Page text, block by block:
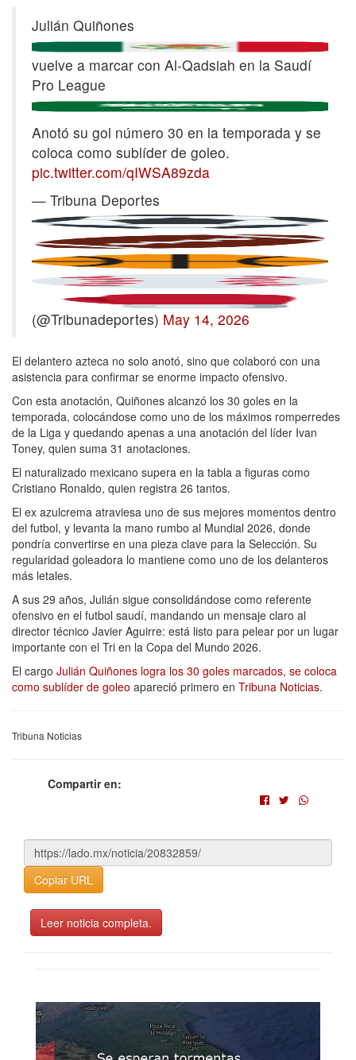
Julián Quiñones
vuelve a marcar con Al-Qadsiah en la Saudí
Pro League
Anotó su gol número 30 en la temporada y se
coloca como sublíder de goleo.
pic.twitter.com/qIWSA89zda
— Tribuna Deportes
(@Tribunadeportes) May 14, 2026
El delantero azteca no solo anotó, sino que colaboró con una
asistencia para confirmar se enorme impacto ofensivo.
Con esta anotación, Quiñones alcanzó los 30 goles en la
temporada, colocándose como uno de los máximos romperredes
de la Liga y quedando apenas a una anotación del líder Ivan
Toney, quien suma 31 anotaciones.
El naturalizado mexicano supera en la tabla a figuras como
Cristiano Ronaldo, quien registra 26 tantos.
El ex azulcrema atraviesa uno de sus mejores momentos dentro
del futbol, y levanta la mano rumbo al Mundial 2026, donde
pondría convertirse en una pieza clave para la Selección. Su
regularidad goleadora lo mantiene como uno de los delanteros
más letales.
A sus 29 años, Julián sigue consolidándose como referente
ofensivo en el futbol saudí, mandando un mensaje claro al
director técnico Javier Aguirre: está listo para pelear por un lugar
importante con el Tri en la Copa del Mundo 2026.
El cargo Julián Quiñones logra los 30 goles marcados, se coloca
como sublíder de goleo apareció primero en Tribuna Noticias.
Tribuna Noticias
Compartir en:
Copiar URL
Leer noticia completa.